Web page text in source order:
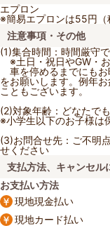
エプロン
※簡易エプロンは55円（
注意事項・その他
(1)集合時間：時間厳守
※土日・祝日やGW・
車を停めるまでにもお
をお願いします。例年
こともございます。
(2)対象年齢：どなたで
※小学生以下のお子様は
(3)お問合せ先：ご不明
せください
支払方法、キャンセル
お支払い方法
現地現金払い
現地カード払い